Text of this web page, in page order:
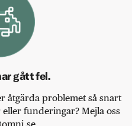
gått fel.
åtgärda problemet så snart
funderingar? Mejla oss